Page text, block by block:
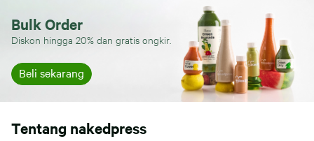
Bulk Order
Diskon hingga 20% dan gratis ongkir.
Beli sekarang
Tentang nakedpress